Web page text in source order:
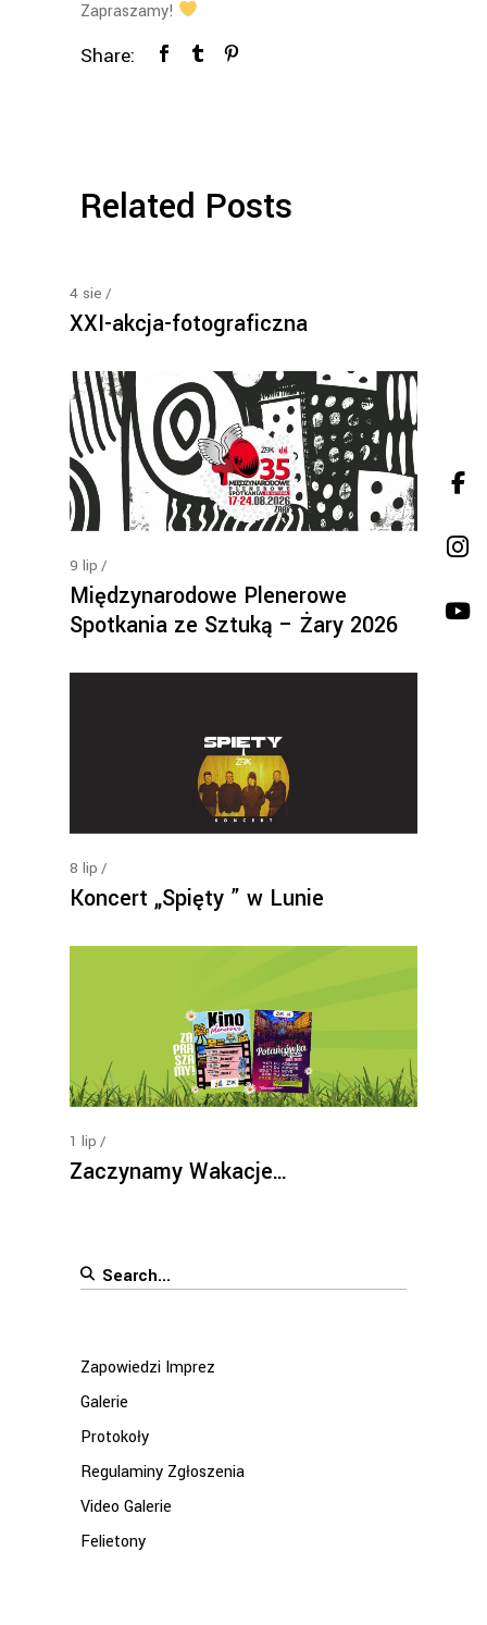
Zapraszamy!
Share:
Related Posts
4 sie
XXI-akcja-fotograficzna
9 lip
Międzynarodowe Plenerowe
Spotkania ze Sztuką – Żary 2026
8 lip
Koncert „Spięty ” w Lunie
1 lip
Zaczynamy Wakacje…
Search
Zapowiedzi Imprez
Galerie
Protokoły
Regulaminy Zgłoszenia
Video Galerie
Felietony